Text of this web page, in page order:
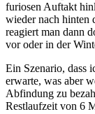
furiosen Auftakt
wieder nach hinten
reagiert man dann
vor oder in der
Ein Szenario, dass
erwarte, was aber
Abfindung zu
Restlaufzeit von 6